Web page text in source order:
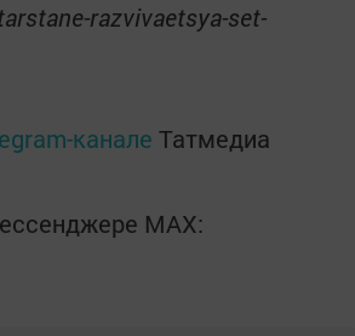
razvivaetsya-set-
канале Татмедиа
MАХ: